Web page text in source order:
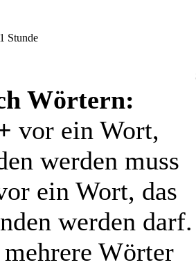
Stunde
Wörtern:
vor ein Wort,
werden muss
ein Wort, das
werden darf.
Wörter